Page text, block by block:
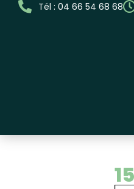
Tél : 04 66 54 68 68